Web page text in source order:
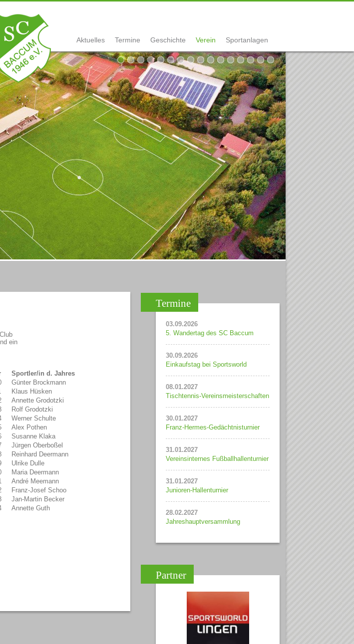
Aktuelles Termine Geschichte Verein Sportanlagen
ein
Sportler/in d. Jahres
Günter Brockmann
Klaus Hüsken
Annette Grodotzki
Rolf Grodotzki
Werner Schulte
Alex Pothen
Susanne Klaka
Jürgen Oberboßel
Reinhard Deermann
Ulrike Dulle
Maria Deermann
André Meemann
Franz-Josef Schoo
Jan-Martin Becker
Annette Guth
Termine
03.09.2026
5. Wandertag des SC Baccum
30.09.2026
Einkaufstag bei Sportsworld
08.01.2027
Tischtennis-Vereinsmeisterschaften
30.01.2027
Franz-Hermes-Gedächtnisturnier
31.01.2027
Vereinsinternes Fußballhallenturnier
31.01.2027
Junioren-Hallenturnier
28.02.2027
Jahreshauptversammlung
Partner